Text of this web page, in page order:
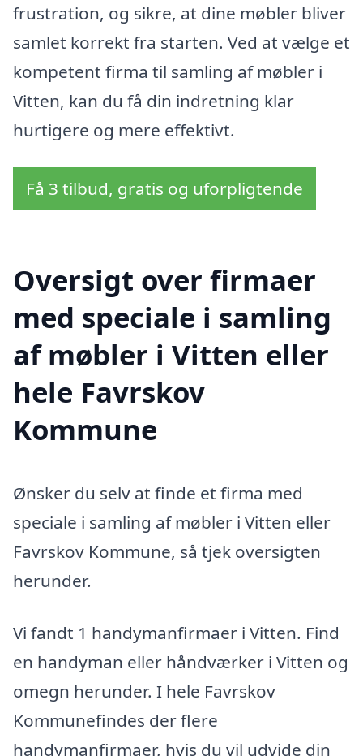
frustration, og sikre, at dine møbler bliver
samlet korrekt fra starten. Ved at vælge et
kompetent firma til samling af møbler i
Vitten, kan du få din indretning klar
hurtigere og mere effektivt.
Få 3 tilbud, gratis og uforpligtende
Oversigt over firmaer
med speciale i samling
af møbler i Vitten eller
hele Favrskov
Kommune
Ønsker du selv at finde et firma med
speciale i samling af møbler i Vitten eller
Favrskov Kommune, så tjek oversigten
herunder.
Vi fandt 1 handymanfirmaer i Vitten. Find
en handyman eller håndværker i Vitten og
omegn herunder. I hele Favrskov
Kommunefindes der flere
handymanfirmaer, hvis du vil udvide din